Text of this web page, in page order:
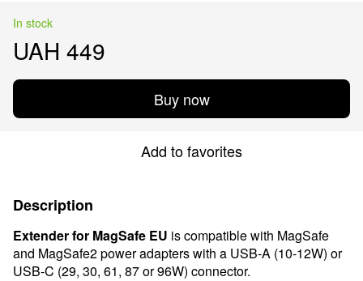
In stock
UAH 449
Buy now
Add to favorites
Description
Extender for MagSafe EU is compatible with MagSafe
and MagSafe2 power adapters with a USB-A (10-12W) or
USB-C (29, 30, 61, 87 or 96W) connector.